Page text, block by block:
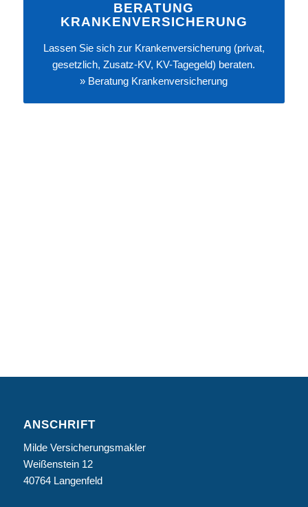
BERATUNG
KRANKENVERSICHERUNG
Lassen Sie sich zur Krankenversicherung (privat,
gesetzlich, Zusatz-KV, KV-Tagegeld) beraten.
» Beratung Krankenversicherung
ANSCHRIFT
Milde Versicherungsmakler
Weißenstein 12
40764 Langenfeld